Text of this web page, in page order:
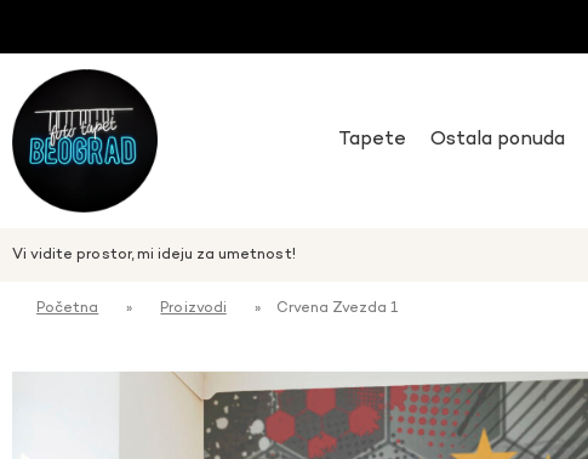
Tapete Ostala ponuda
Vi vidite prostor, mi ideju za umetnost!
Početna » Proizvodi » Crvena Zvezda 1